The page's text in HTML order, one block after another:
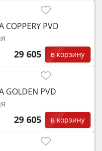
COPPERY PVD
29 605 в корзину
GOLDEN PVD
29 605 в корзину